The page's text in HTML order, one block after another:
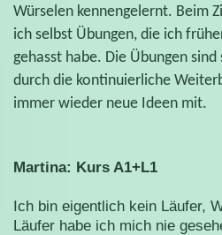
Würselen kennengelernt. Beim
ich selbst Übungen, die ich
gehasst habe. Die Übungen
durch die kontinuierliche
immer wieder neue Ideen mit.
Martina: Kurs A1+L1
Ich bin eigentlich kein Läufer,
Läufer habe ich mich nie